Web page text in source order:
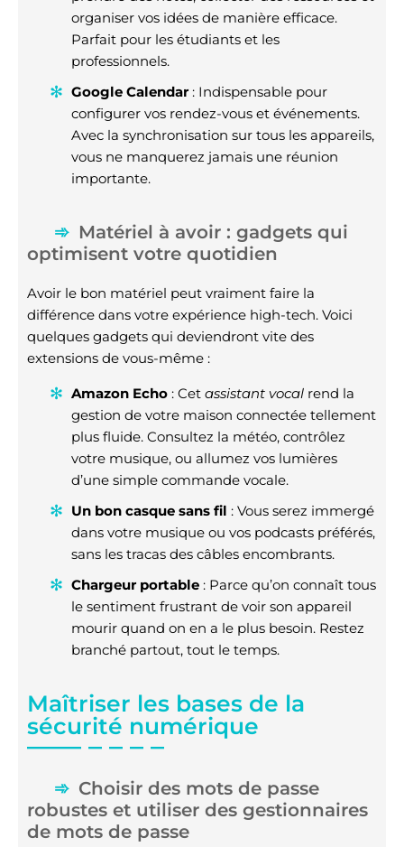
organiser vos idées de manière efficace.
Parfait pour les étudiants et les
professionnels.
Google Calendar : Indispensable pour
configurer vos rendez-vous et événements.
Avec la synchronisation sur tous les appareils,
vous ne manquerez jamais une réunion
importante.
Matériel à avoir : gadgets qui
optimisent votre quotidien
Avoir le bon matériel peut vraiment faire la
différence dans votre expérience high-tech. Voici
quelques gadgets qui deviendront vite des
extensions de vous-même :
Amazon Echo : Cet assistant vocal rend la
gestion de votre maison connectée tellement
plus fluide. Consultez la météo, contrôlez
votre musique, ou allumez vos lumières
d’une simple commande vocale.
Un bon casque sans fil : Vous serez immergé
dans votre musique ou vos podcasts préférés,
sans les tracas des câbles encombrants.
Chargeur portable : Parce qu’on connaît tous
le sentiment frustrant de voir son appareil
mourir quand on en a le plus besoin. Restez
branché partout, tout le temps.
Maîtriser les bases de la
sécurité numérique
Choisir des mots de passe
robustes et utiliser des gestionnaires
de mots de passe